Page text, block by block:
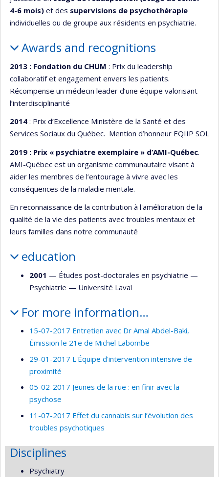
4-6 mois) et des supervisions de psychothérapie
individuelles ou de groupe aux résidents en psychiatrie.
Awards and recognitions
2013 : Fondation du CHUM : Prix du leadership
collaboratif et engagement envers les patients.
Récompense un médecin leader d’une équipe valorisant
l’interdisciplinarité
2014 : Prix d’Excellence Ministère de la Santé et des
Services Sociaux du Québec. Mention d’honneur EQIIP SOL
2019 : Prix « psychiatre exemplaire » d’AMI-Québec.
AMI-Québec est un organisme communautaire visant à
aider les membres de l’entourage à vivre avec les
conséquences de la maladie mentale.
En reconnaissance de la contribution à l'amélioration de la
qualité de la vie des patients avec troubles mentaux et
leurs familles dans notre communauté
education
2001 — Études post-doctorales en psychiatrie —
Psychiatrie — Université Laval
For more information…
15-07-2017 Entretien avec Dr Amal Abdel-Baki,
Émission le 21e de Michel Labombe
29-01-2017 L'Équipe d'intervention intensive de
proximité
05-02-2017 Jeunes de la rue : en finir avec la
psychose
11-07-2017 Effet du cannabis sur l’évolution des
troubles psychotiques
Disciplines
Psychiatry